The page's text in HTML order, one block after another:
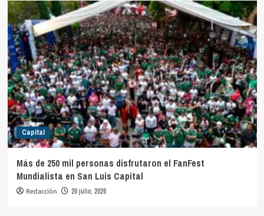
Capital
Más de 250 mil personas disfrutaron el FanFest
Mundialista en San Luis Capital
Redacción 20 julio, 2026